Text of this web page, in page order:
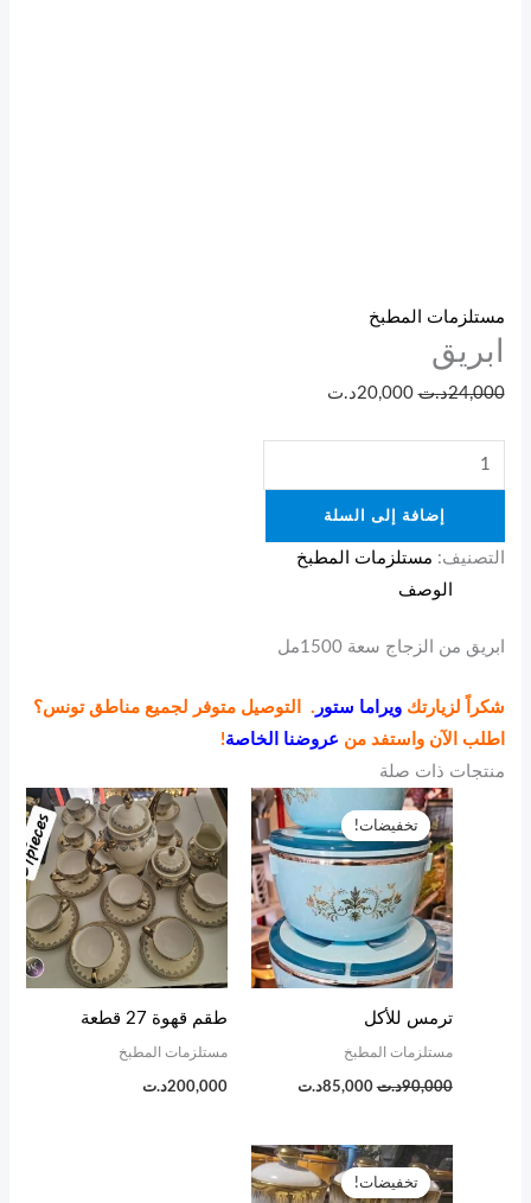
مستلزمات المطبخ
ابريق
24,000د.ت 20,000د.ت
إضافة إلى السلة
التصنيف: مستلزمات المطبخ
الوصف
ابريق من الزجاج سعة 1500مل
شكراً لزيارتكويراما ستور . التوصيل متوفر لجميع مناطق تونس؟
اطلب الآن واستفد من عروضنا الخاصة!
منتجات ذات صلة
تخفيضات!
تخفيضات!
ترمس للأكل
مستلزمات المطبخ
90,000د.ت
الأصلي
هو:
90,000د.ت.
85,000د.ت
السعر
الحالي
هو:
85,000د.ت.
طقم قهوة 27 قطعة
مستلزمات المطبخ
200,000د.ت
تخفيضات!
تخفيضات!
السعر
الأصلي
السعر
الحالي
هو: